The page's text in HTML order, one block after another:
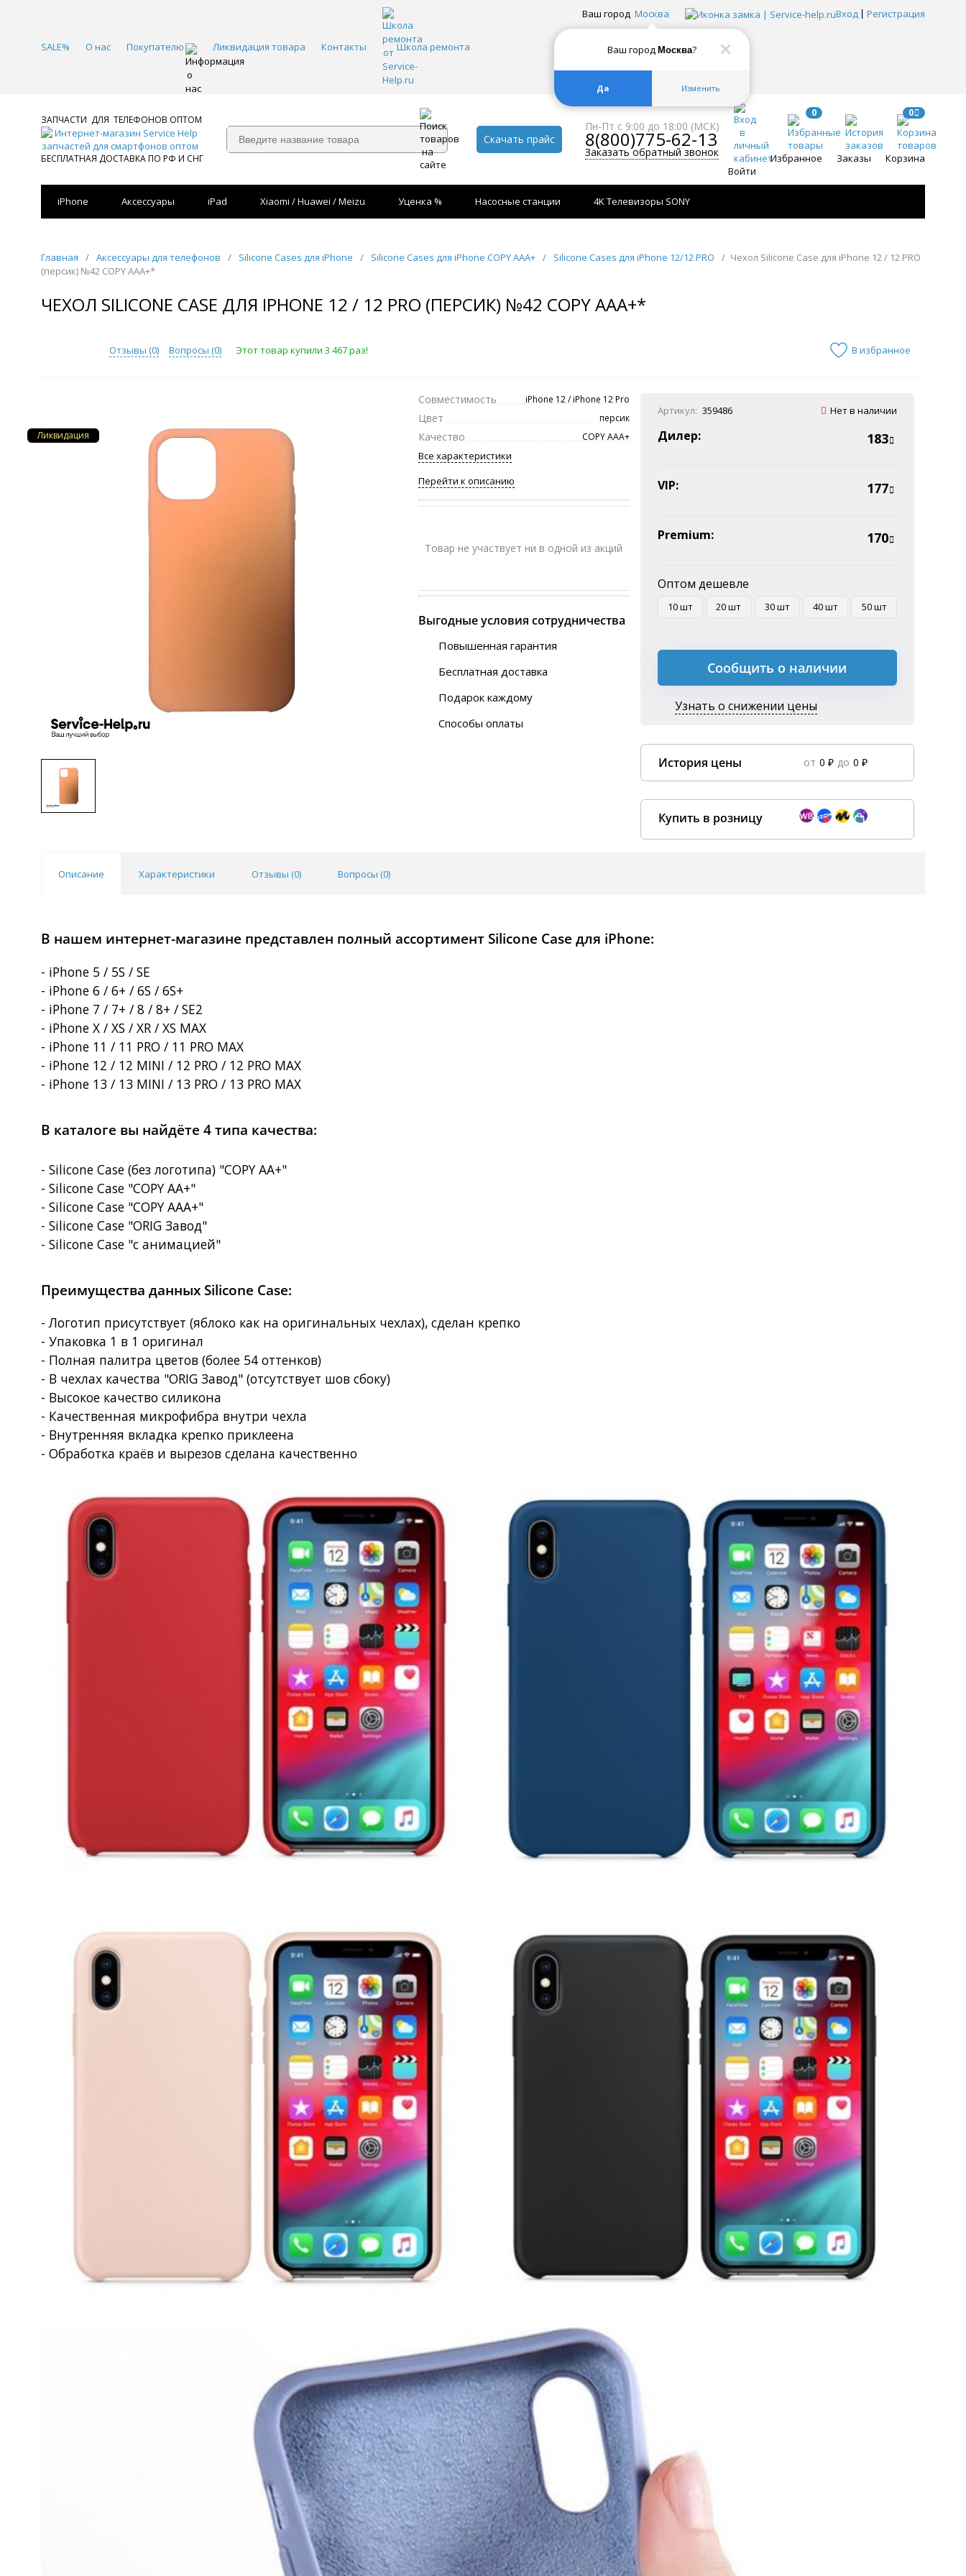
Ваш город Москва?
Да Изменить
SALE% О нас Покупателю Ликвидация товара Контакты Школа ремонта
Ваш город Москва Вход Регистрация
ЗАПЧАСТИ ДЛЯ ТЕЛЕФОНОВ ОПТОМ
БЕСПЛАТНАЯ ДОСТАВКА ПО РФ И СНГ
Скачать прайс
Пн-Пт с 9:00 до 18:00 (МСК)
8(800)775-62-13
Заказать обратный звонок
Войти
0
Избранное Заказы
0
Корзина
iPhone Аксессуары iPad Xiaomi / Huawei / Meizu Уценка % Насосные станции 4K Телевизоры SONY
Главная / Аксессуары для телефонов / Silicone Cases для iPhone / Silicone Cases для iPhone COPY AAA+ / Silicone Cases для iPhone 12/12 PRO / Чехол Silicone Case для iPhone 12 / 12 PRO
(персик) №42 COPY AAA+*
ЧЕХОЛ SILICONE CASE ДЛЯ IPHONE 12 / 12 PRO (ПЕРСИК) №42 COPY AAA+*
Отзывы (0) Вопросы (0) Этот товар купили 3 467 раз! В избранное
Ликвидация
Совместимость iPhone 12 / iPhone 12 Pro
Цвет персик
Качество COPY ААА+
Все характеристики
Перейти к описанию
Товар не участвует ни в одной из акций
Выгодные условия сотрудничества
Повышенная гарантия
Бесплатная доставка
Автобусы (по ЮФО)
“BlaBlaCar” (по ЮФО)
Подарок каждому
Способы оплаты
Артикул: 359486 Нет в наличии
Дилер: 183
VIP: 177
Premium: 170
Оптом дешевле
10 шт 20 шт 30 шт 40 шт 50 шт
Сообщить о наличии
Узнать о снижении цены
История цены от 0 ₽ до 0 ₽
Купить в розницу
Описание Характеристики Отзывы (0) Вопросы (0)
В нашем интернет-магазине представлен полный ассортимент Silicone Case для iPhone:
- iPhone 5 / 5S / SE
- iPhone 6 / 6+ / 6S / 6S+
- iPhone 7 / 7+ / 8 / 8+ / SE2
- iPhone X / XS / XR / XS MAX
- iPhone 11 / 11 PRO / 11 PRO MAX
- iPhone 12 / 12 MINI / 12 PRO / 12 PRO MAX
- iPhone 13 / 13 MINI / 13 PRO / 13 PRO MAX
В каталоге вы найдёте 4 типа качества:
- Silicone Case (без логотипа) "COPY AA+"
- Silicone Case "COPY AA+"
- Silicone Case "COPY AAA+"
- Silicone Case "ORIG Завод"
- Silicone Case "с анимацией"
Преимущества данных Silicone Case:
- Логотип присутствует (яблоко как на оригинальных чехлах), сделан крепко
- Упаковка 1 в 1 оригинал
- Полная палитра цветов (более 54 оттенков)
- В чехлах качества "ORIG Завод" (отсутствует шов сбоку)
- Высокое качество силикона
- Качественная микрофибра внутри чехла
- Внутренняя вкладка крепко приклеена
- Обработка краёв и вырезов сделана качественно